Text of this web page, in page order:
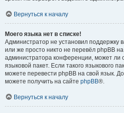
Вернуться к началу
Моего языка нет в списке!
Администратор не установил поддержку
или же просто никто не перевёл phpBB
администратора конференции, может ли
языковой пакет. Если такого языкового
можете перевести phpBB на свой язык.
можете получить на сайте phpBB®.
Вернуться к началу